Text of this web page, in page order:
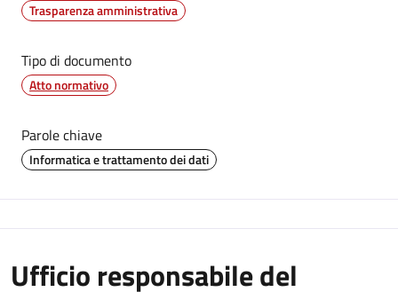
Trasparenza amministrativa
Tipo di documento
Atto normativo
Parole chiave
Informatica e trattamento dei dati
Ufficio responsabile del